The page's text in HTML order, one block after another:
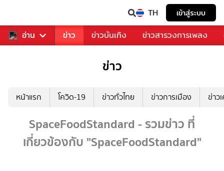
TH เข้าสู่ระบบ
อ่าน
คุณ กีฬา ข่าว ข่าวบันเทิง ข่าวสารวงการเพลง
ข่าว
หน้าแรก โควิด-19 ข่าวทั่วไทย ข่าวการเมือง ข่าว
SpaceFoodStandard - รวมข่าว ที่
เกี่ยวข้องกับ "SpaceFoodStandard"